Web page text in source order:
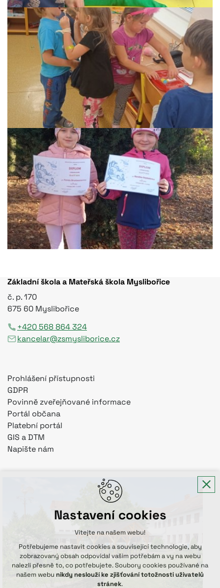
Základní škola a Mateřská škola Myslibořice
č. p. 170
675 60 Myslibořice
+420 568 864 324
kancelar@zsmysliborice.cz
Prohlášení přístupnosti
GDPR
Povinně zveřejňované informace
Portál občana
Platební portál
GIS a DTM
Napište nám
Nastavení cookies
Vítejte na našem webu!
Potřebujeme nastavit cookies a související technologie, aby
zobrazovaný obsah odpovídal vašim potřebám a vy na webu
nalezli přesně to, co potřebujete. Soubory cookies používané na
našem webu nikdy neslouží ke zjišťování totožnosti uživatelů
stránek.